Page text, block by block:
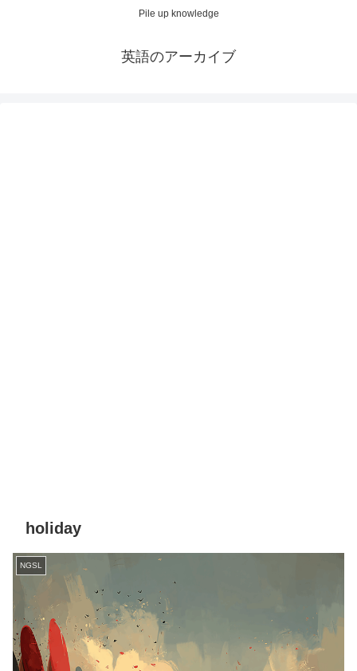
Pile up knowledge
英語のアーカイブ
holiday
NGSL